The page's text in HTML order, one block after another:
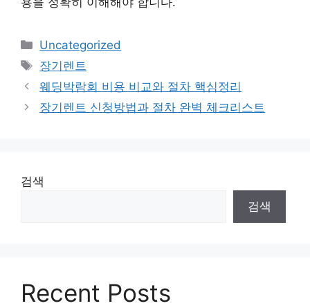
카
테
고
리
Uncategorized
태
그
장기렌트
웨딩박람회 비용 비교와 절차 핵심정리
장기렌트 신청방법과 절차 완벽 체크리스트
검색
검색
Recent Posts